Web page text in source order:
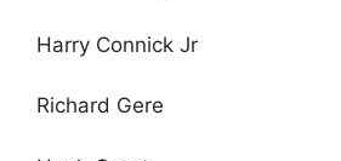
Harry Connick Jr
Richard Gere